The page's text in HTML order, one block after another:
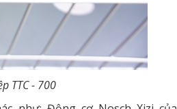
TTC - 700